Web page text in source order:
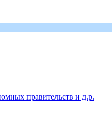
правительств и д.р.